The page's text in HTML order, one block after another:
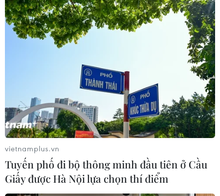
vietnamplus.vn
Tuyến phố đi bộ thông minh đầu tiên ở Cầu
Giấy được Hà Nội lựa chọn thí điểm